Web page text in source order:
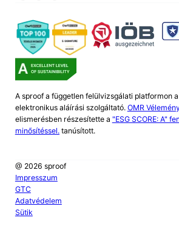
A sproof a független felülvizsgálati platformon
elektronikus aláírási szolgáltató. OMR
elismerésben részesítette a "ESG SCORE: A"
minősítéssel. tanúsított.
@ 2026 sproof
Impresszum
GTC
Adatvédelem
Sütik